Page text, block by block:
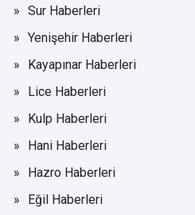
Sur Haberleri
Yenişehir Haberleri
Kayapınar Haberleri
Lice Haberleri
Kulp Haberleri
Hani Haberleri
Hazro Haberleri
Eğil Haberleri